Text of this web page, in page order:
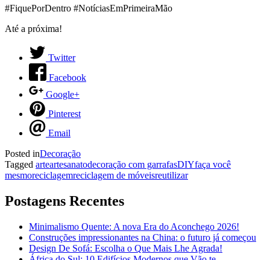
#FiquePorDentro #NotíciasEmPrimeiraMão
Até a próxima!
Twitter
Facebook
Google+
Pinterest
Email
Posted inDecoração
Tagged arteartesanatodecoração com garrafasDIYfaça você
mesmoreciclagemreciclagem de móveisreutilizar
Postagens Recentes
Minimalismo Quente: A nova Era do Aconchego 2026!
Construções impressionantes na China: o futuro já começou
Design De Sofá: Escolha o Que Mais Lhe Agrada!